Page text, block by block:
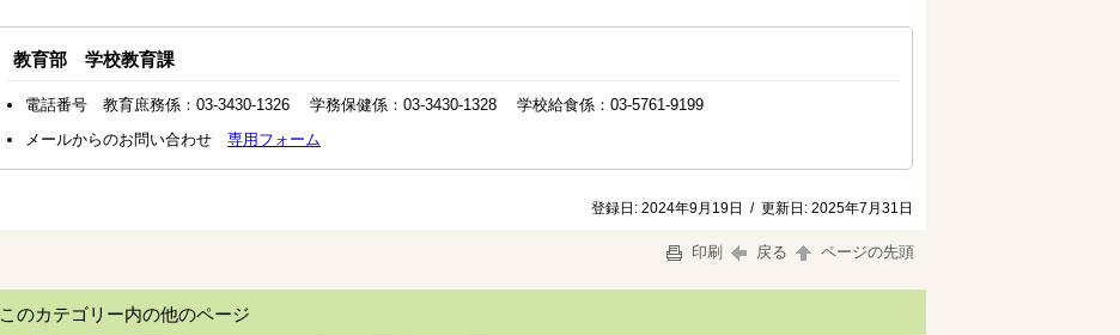
教育部 学校教育課
電話番号 教育庶務係：03-3430-1326 学務保健係：03-3430-1328 学校給食係：03-5761-9199
メールからのお問い合わせ 専用フォーム
登録日: 2024年9月19日 / 更新日: 2025年7月31日
印刷 戻る ページの先頭
このカテゴリー内の他のページ